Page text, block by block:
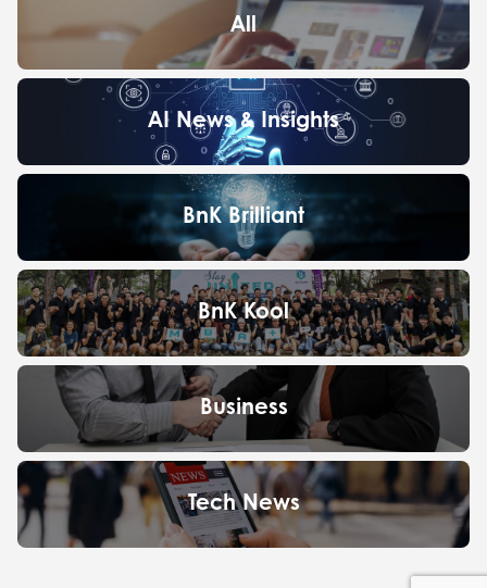
All
AI News & Insights
BnK Brilliant
BnK Kool
Business
Tech News